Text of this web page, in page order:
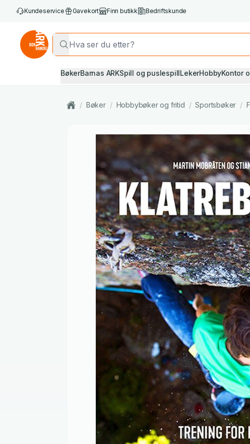
Kundeservice Gavekort Finn butikk Bedriftskunde
BøkerBarnas ARKSpill og puslespillLekerHobbyKontor
/ Bøker / Hobbybøker og fritid / Sportsbøker /